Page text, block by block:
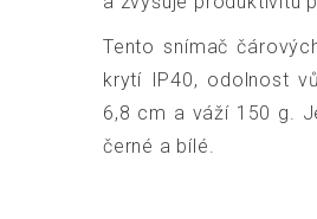
Tento snímač
krytí IP40, odolnost
6,8 cm a váží 150 g.
černé a bílé.